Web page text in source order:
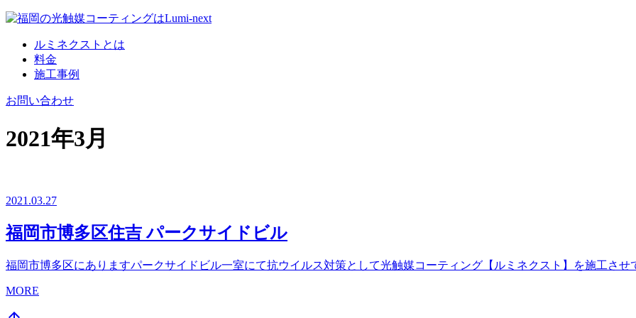
コ
ルミネクストとは
料金
施工事例
お問い合わせ
2021年3月
2021.03.27
福岡市博多区住吉 パークサイドビル
福岡市博多区にありますパークサイドビル一室にて抗ウイルス対策として光触媒コーティング【ルミネクスト】を施工させ
MORE